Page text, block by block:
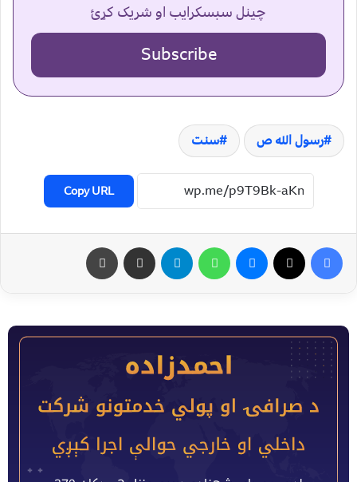
چینل سبسکرایب او شریک کړئ
Subscribe
رسول الله ص سنت
Copy URL